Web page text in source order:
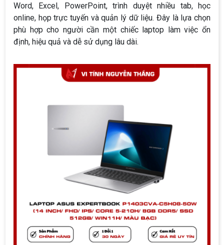
Word, Excel, PowerPoint, trình duyệt nhiều tab, học
online, họp trực tuyến và quản lý dữ liệu. Đây là lựa chọn
phù hợp cho người cần một chiếc laptop làm việc ổn
định, hiệu quả và dễ sử dụng lâu dài.